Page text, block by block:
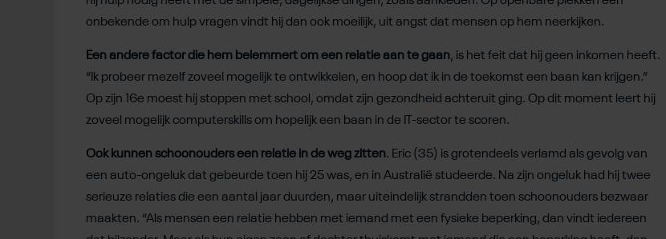
onbekende om hulp vragen vindt hij dan ook moeilijk, uit angst dat mensen op hem neerkijken.
Een andere factor die hem belemmert om een relatie aan te gaan, is het feit dat hij geen inkomen heeft.
“Ik probeer mezelf zoveel mogelijk te ontwikkelen, en hoop dat ik in de toekomst een baan kan krijgen.”
Op zijn 16e moest hij stoppen met school, omdat zijn gezondheid achteruit ging. Op dit moment leert hij
zoveel mogelijk computerskills om hopelijk een baan in de IT-sector te scoren.
Ook kunnen schoonouders een relatie in de weg zitten. Eric (35) is grotendeels verlamd als gevolg van
een auto-ongeluk dat gebeurde toen hij 25 was, en in Australië studeerde. Na zijn ongeluk had hij twee
serieuze relaties die een aantal jaar duurden, maar uiteindelijk strandden toen schoonouders bezwaar
maakten. “Als mensen een relatie hebben met iemand met een fysieke beperking, dan vindt iedereen